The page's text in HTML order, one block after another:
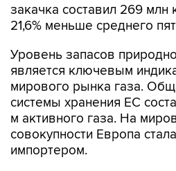
закачка составил 269 млн
21,6% меньше среднего
Уровень запасов
является ключевым
мирового рынка газа.
системы хранения ЕС
м активного газа. На
совокупности Европа
импортером.